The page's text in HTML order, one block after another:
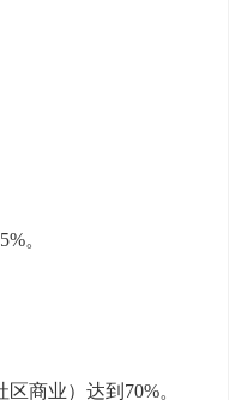
。
商业）达到70%。